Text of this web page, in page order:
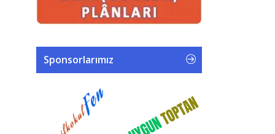
Sponsorlarımız